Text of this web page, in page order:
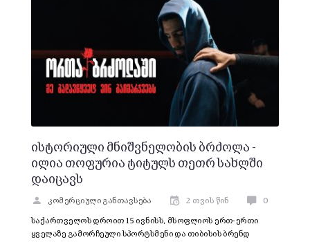
ისტორიული მნიშვნელობის ბრძოლა -
ილია თოფურია ტიტულს თეთრ სახლში
დაიცავს
კომერციული განთავსება 2 თვის წინ 0
საქართველოს დროით 15 ივნისს, მსოფლიოს ერთ-ერთი
ყველაზე გამორჩეული სპორტსმენი და თიბისის ბრენდ